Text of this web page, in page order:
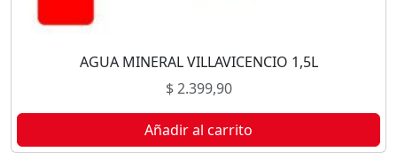
AGUA MINERAL VILLAVICENCIO 1,5L
$2.399,90
Añadir al carrito